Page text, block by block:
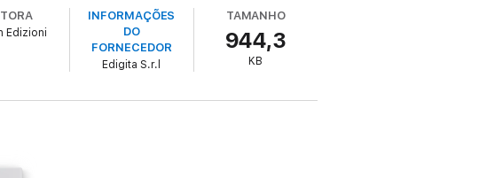
Edizioni
INFORMAÇÕES
DO
FORNECEDOR
Edigita S.r.l
TAMANHO
944,3
KB